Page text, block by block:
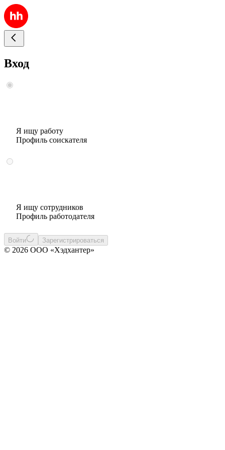
Вход
Я ищу работу
Профиль соискателя
Я ищу сотрудников
Профиль работодателя
Войти Зарегистрироваться
© 2026 ООО «Хэдхантер»